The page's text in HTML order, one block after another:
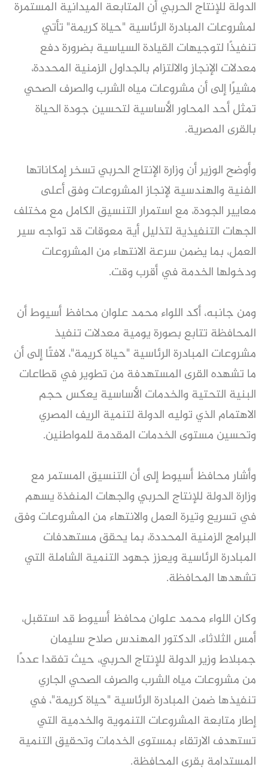
الدولة للإنتاج الحربي أن المتابعة الميدانية المستمرة
لمشروعات المبادرة الرئاسية "حياة كريمة" تأتي
تنفيذًا لتوجيهات القيادة السياسية بضرورة دفع
معدلات الإنجاز والالتزام بالجداول الزمنية المحددة،
مشيرًا إلى أن مشروعات مياه الشرب والصرف الصحي
تمثل أحد المحاور الأساسية لتحسين جودة الحياة
بالقرى المصرية.
وأوضح الوزير أن وزارة الإنتاج الحربي تسخر إمكاناتها
الفنية والهندسية لإنجاز المشروعات وفق أعلى
معايير الجودة، مع استمرار التنسيق الكامل مع مختلف
الجهات التنفيذية لتذليل أية معوقات قد تواجه سير
العمل، بما يضمن سرعة الانتهاء من المشروعات
ودخولها الخدمة في أقرب وقت.
ومن جانبه، أكد اللواء محمد علوان محافظ أسيوط أن
المحافظة تتابع بصورة يومية معدلات تنفيذ
مشروعات المبادرة الرئاسية "حياة كريمة"، لافتًا إلى أن
ما تشهده القرى المستهدفة من تطوير في قطاعات
البنية التحتية والخدمات الأساسية يعكس حجم
الاهتمام الذي توليه الدولة لتنمية الريف المصري
وتحسين مستوى الخدمات المقدمة للمواطنين.
وأشار محافظ أسيوط إلى أن التنسيق المستمر مع
وزارة الدولة للإنتاج الحربي والجهات المنفذة يسهم
في تسريع وتيرة العمل والانتهاء من المشروعات وفق
البرامج الزمنية المحددة، بما يحقق مستهدفات
المبادرة الرئاسية ويعزز جهود التنمية الشاملة التي
تشهدها المحافظة.
وكان اللواء محمد علوان محافظ أسيوط قد استقبل،
أمس الثلاثاء، الدكتور المهندس صلاح سليمان
جمبلاط وزير الدولة للإنتاج الحربي، حيث تفقدا عددًا
من مشروعات مياه الشرب والصرف الصحي الجاري
تنفيذها ضمن المبادرة الرئاسية "حياة كريمة"، في
إطار متابعة المشروعات التنموية والخدمية التي
تستهدف الارتقاء بمستوى الخدمات وتحقيق التنمية
المستدامة بقرى المحافظة.